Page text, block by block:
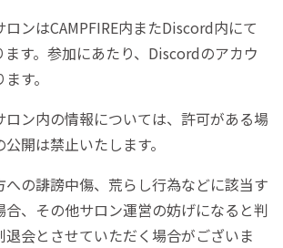
ロンはCAMPFIRE内またDiscord内にて
す。参加にあたり、Discordのアカウ
す。
ロン内の情報については、許可がある場
開は禁止いたします。
への誹謗中傷、荒らし行為などに該当す
合、その他サロン運営の妨げになると判
退会とさせていただく場合がございま